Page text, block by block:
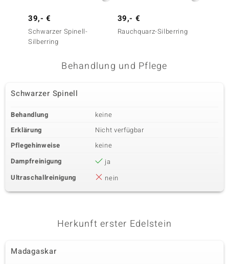
39,- €
Schwarzer Spinell-
Silberring
39,- €
Rauchquarz-Silberring
Behandlung und Pflege
Schwarzer Spinell
Behandlung
keine
Erklärung
Nicht verfügbar
Pflegehinweise
keine
Dampfreinigung
ja
Ultraschallreinigung
nein
Herkunft erster Edelstein
Madagaskar